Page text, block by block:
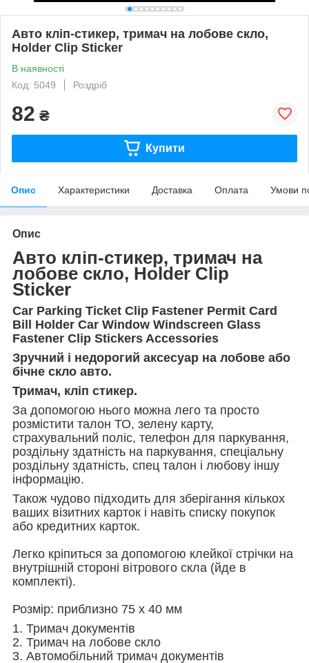
Авто кліп-стикер, тримач на лобове скло,
Holder Clip Sticker
В наявності
Код: 5049
Роздріб
82 ₴
Купити
Опис Характеристики Доставка Оплата Умови
Опис
Авто кліп-стикер, тримач на
лобове скло, Holder Clip
Sticker
Car Parking Ticket Clip Fastener Permit Card
Bill Holder Car Window Windscreen Glass
Fastener Clip Stickers Accessories
Зручний і недорогий аксесуар на лобове або
бічне скло авто.
Тримач, кліп стикер.
За допомогою нього можна лего та просто
розмістити талон ТО, зелену карту,
страхувальний поліс, телефон для паркування,
роздільну здатність на паркування, спеціальну
роздільну здатність, спец талон і любову іншу
інформацію.
Також чудово підходить для зберігання кількох
ваших візитних карток і навіть списку покупок
або кредитних карток.
Легко кріпиться за допомогою клейкої стрічки на
внутрішній стороні вітрового скла (йде в
комплекті).
Розмір: приблизно 75 х 40 мм
1. Тримач документів
2. Тримач на лобове скло
3. Автомобільний тримач документів